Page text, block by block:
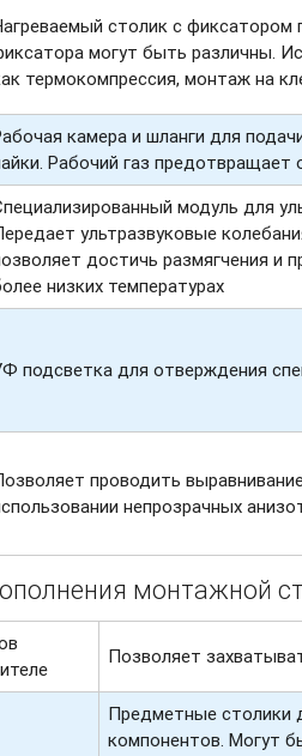
столик с
могут быть различны.
термокомпрессия, монтаж на
камера и шланги для
Рабочий газ предотвращает
модуль для
ультразвуковые
достичь размягчения и
низких температурах
подсветка для отверждения
проводить
непрозрачных
монтажной
Позволяет
Предметные столики
компонентов. Могут